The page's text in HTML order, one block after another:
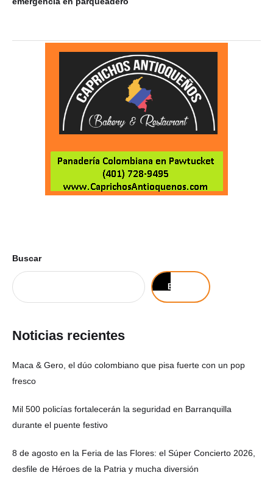
Buscar
Buscar
Noticias recientes
Maca & Gero, el dúo colombiano que pisa fuerte con un pop
fresco
Mil 500 policías fortalecerán la seguridad en Barranquilla
durante el puente festivo
8 de agosto en la Feria de las Flores: el Súper Concierto 2026,
desfile de Héroes de la Patria y mucha diversión